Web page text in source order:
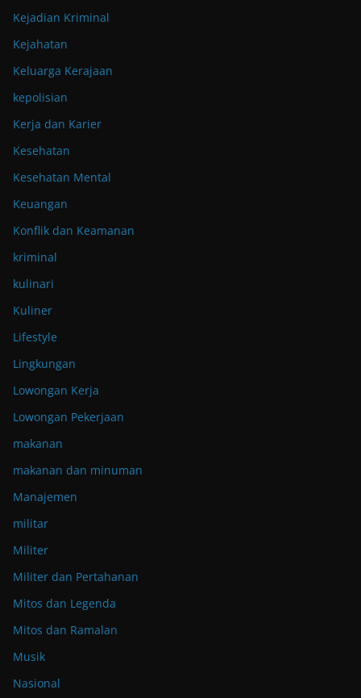
Kejadian Kriminal
Kejahatan
Keluarga Kerajaan
kepolisian
Kerja dan Karier
Kesehatan
Kesehatan Mental
Keuangan
Konflik dan Keamanan
kriminal
kulinari
Kuliner
Lifestyle
Lingkungan
Lowongan Kerja
Lowongan Pekerjaan
makanan
makanan dan minuman
Manajemen
militar
Militer
Militer dan Pertahanan
Mitos dan Legenda
Mitos dan Ramalan
Musik
Nasional